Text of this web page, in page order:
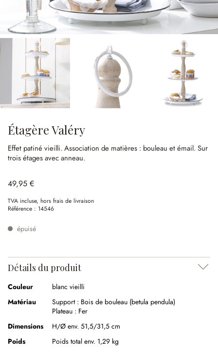
Étagère Valéry
Effet patiné vieilli. Association de matières : bouleau et émail. Sur
trois étages avec anneau.
49,95 €
TVA incluse, hors frais de livraison
Référence : 14546
épuisé
Détails du produit
Couleur
blanc vieilli
Matériau
Support : Bois de bouleau (betula pendula)
Plateau : Fer
Dimensions
H/Ø env. 51,5/31,5 cm
Poids
Poids total env. 1,29 kg